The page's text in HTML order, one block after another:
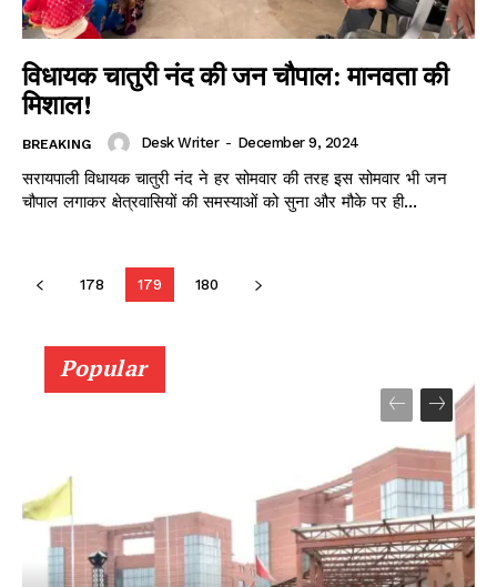
विधायक चातुरी नंद की जन चौपाल: मानवता की
मिशाल!
BREAKING Desk Writer - December 9, 2024
सरायपाली विधायक चातुरी नंद ने हर सोमवार की तरह इस सोमवार भी जन
चौपाल लगाकर क्षेत्रवासियों की समस्याओं को सुना और मौके पर ही...
178 179 180
Popular